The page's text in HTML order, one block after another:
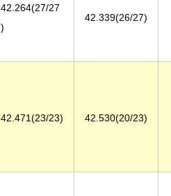
42.264(27/27
)
42.339(26/27)
42.471(23/23) 42.530(20/23)